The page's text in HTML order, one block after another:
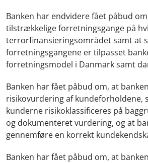
Banken har endvidere fået påbud
tilstrækkelige forretningsgange på
terrorfinansieringsområdet samt at
forretningsgangene er tilpasset
forretningsmodel i Danmark samt
Banken har fået påbud om, at
risikovurdering af kundeforholdene,
kunderne risikoklassificeres på
og dokumenteret vurdering, og at
gennemføre en korrekt
Banken har fået påbud om, at